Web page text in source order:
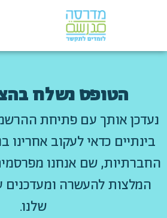
הטופס נשלח
נעדכן אותך עם פתיחת
בינתיים כדאי לעקוב אחרינו
החברתיות, שם אנחנו
המלצות להעשרה ומעדכנים
שלנו.